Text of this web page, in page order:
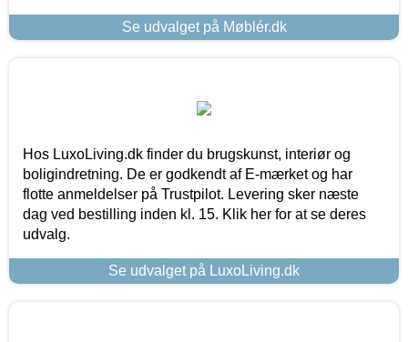
Se udvalget på Møblér.dk
Hos LuxoLiving.dk finder du brugskunst, interiør og
boligindretning. De er godkendt af E-mærket og har
flotte anmeldelser på Trustpilot. Levering sker næste
dag ved bestilling inden kl. 15. Klik her for at se deres
udvalg.
Se udvalget på LuxoLiving.dk